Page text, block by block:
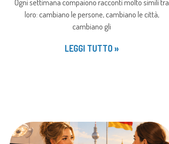
Ogni settimana compaiono racconti molto simili tra
loro: cambiano le persone, cambiano le città,
cambiano gli
LEGGI TUTTO »